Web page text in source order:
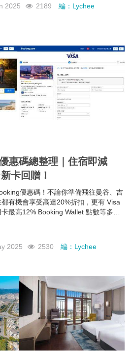
2025 2189 編：Lychee
惠碼總整理｜住宿即減
卡回贈！
優惠碼！不論你準備飛往曼谷、吉
有機會享受高達20%折扣，更有 Visa
最高12% Booking Wallet 點數等多重
2025 2530 編：Lychee